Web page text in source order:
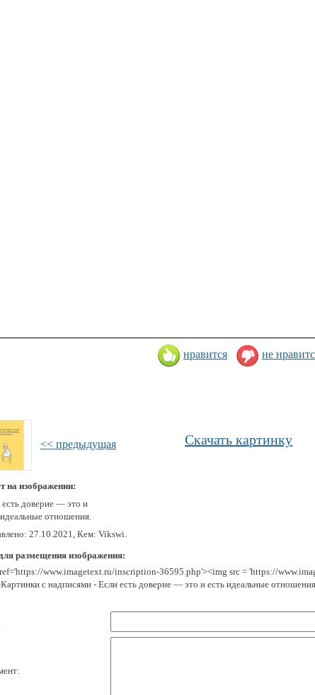
нравится не
<< предыдущая Скачать картинку
на изображении:
есть доверие — это и
идеальные отношения.
27.10.2021, Кем: Vikswi.
размещения изображения:
www.imagetext.ru/inscription-36595.php'><img src = 'https://
с надписями - Если есть доверие — это и есть идеальные